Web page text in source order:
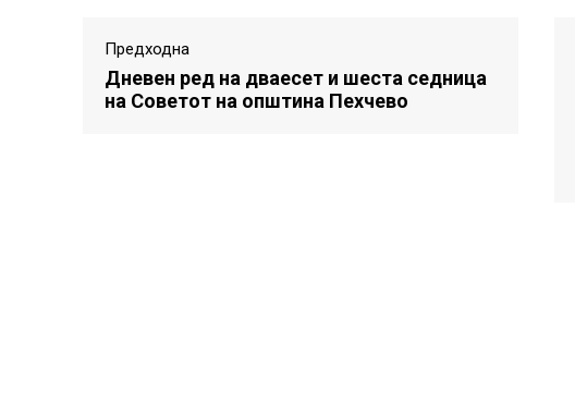
Предходна
Дневен ред на дваесет и шеста седница
на Советот на општина Пехчево